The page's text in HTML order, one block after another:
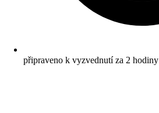
připraveno k vyzvednutí za 2 hodiny